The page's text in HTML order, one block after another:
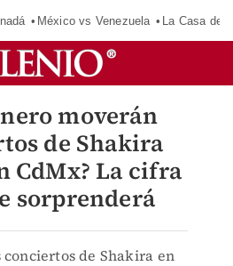
México vs Venezuela La Casa de
moverán
de Shakira
CdMx? La cifra
sorprenderá
conciertos de Shakira en